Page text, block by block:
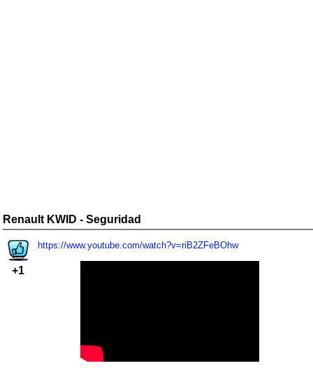
Renault KWID - Seguridad
+1
https://www.youtube.com/watch?v=riB2ZFeBOhw